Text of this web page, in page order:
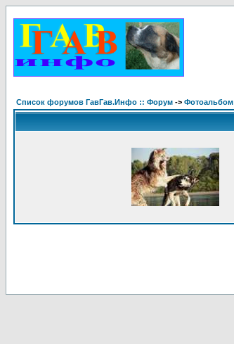
Список форумов ГавГав.Инфо :: Форум -> Фотоальбом